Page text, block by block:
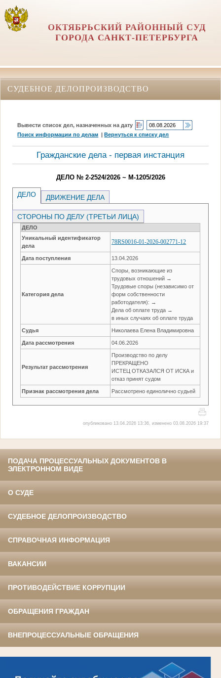
ОКТЯБРЬСКИЙ РАЙОННЫЙ СУД
ГОРОДА САНКТ-ПЕТЕРБУРГА
СУДЕБНОЕ ДЕЛОПРОИЗВОДСТВО
Вывести список дел, назначенных на дату
Поиск информации по делам |Вернуться к списку дел
Гражданские дела - первая инстанция
ДЕЛО № 2-2524/2026 ~ М-1205/2026
ДЕЛО ДВИЖЕНИЕ ДЕЛА
СТОРОНЫ ПО ДЕЛУ (ТРЕТЬИ ЛИЦА)
ДЕЛО
Уникальный идентификатор
дела
78RS0016-01-2026-002771-12
Дата поступления 13.04.2026
Категория дела
Споры, возникающие из
трудовых отношений →
Трудовые споры (независимо от
форм собственности
работодателя): →
Дела об оплате труда →
в иных случаях об оплате труда
Судья Николаева Елена Владимировна
Дата рассмотрения 04.06.2026
Результат рассмотрения
Производство по делу
ПРЕКРАЩЕНО
ИСТЕЦ ОТКАЗАЛСЯ ОТ ИСКА и
отказ принят судом
Признак рассмотрения дела Рассмотрено единолично судьей
опубликовано 13.04.2026 13:36, изменено 03.08.2026 19:37
ПОДАЧА ПРОЦЕССУАЛЬНЫХ ДОКУМЕНТОВ В
ЭЛЕКТРОННОМ ВИДЕ
О СУДЕ
СУДЕБНОЕ ДЕЛОПРОИЗВОДСТВО
СПРАВОЧНАЯ ИНФОРМАЦИЯ
ВАКАНСИИ
ПРОТИВОДЕЙСТВИЕ КОРРУПЦИИ
ОБРАЩЕНИЯ ГРАЖДАН
ВНЕПРОЦЕССУАЛЬНЫЕ ОБРАЩЕНИЯ